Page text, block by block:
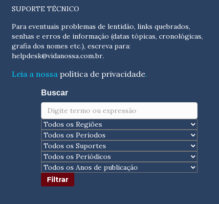
SUPORTE TÉCNICO
Para eventuais problemas de lentidão, links quebrados,
senhas e erros de informação (datas tópicas, cronológicas,
helpdesk@vidanossa.com.br.
Leia a nossa política de privacidade.
Buscar